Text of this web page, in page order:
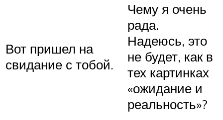
Вот пришел на
свидание с тобой.
Чему я очень
рада.
Надеюсь, это
не будет, как в
тех картинках
«ожидание и
реальность»?